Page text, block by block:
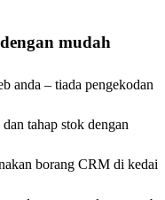
mudah
anda – tiada pengekodan
tahap stok dengan
borang CRM di kedai